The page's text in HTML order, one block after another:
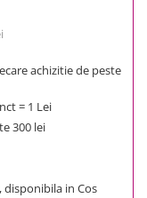
achizitie de peste
= 1 Lei
300 lei
disponibila in Cos